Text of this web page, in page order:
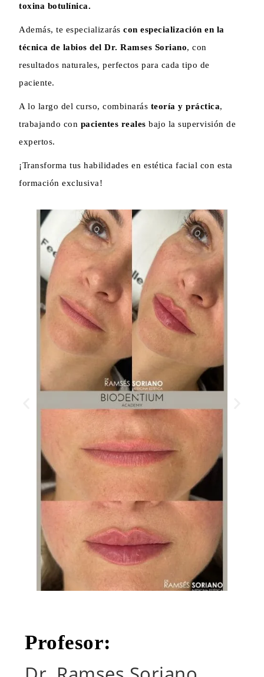
toxina botulínica.
Además, te especializaráscon especialización en la
técnica de labios del Dr. Ramses Soriano, con
resultados naturales, perfectos para cada tipo de
paciente.
A lo largo del curso, combinarás teoría y práctica,
trabajando con pacientes reales bajo la supervisión de
expertos.
¡Transforma tus habilidades en estética facial con esta
formación exclusiva!
Profesor: